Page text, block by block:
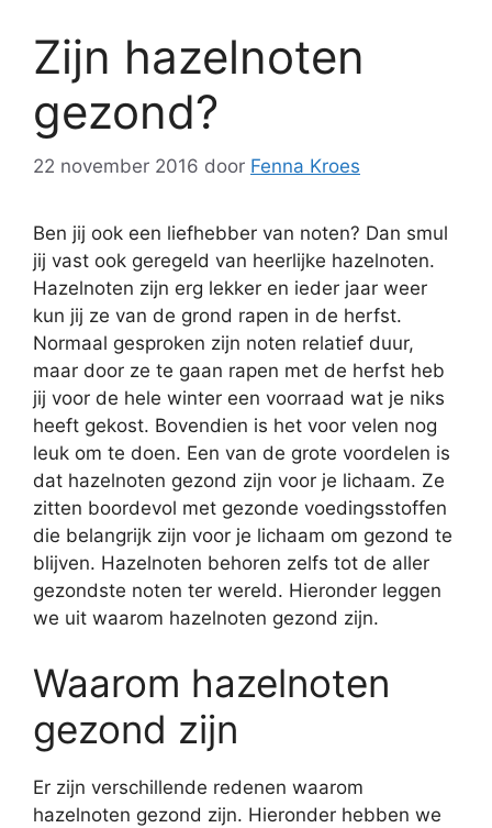
Zijn hazelnoten
gezond?
22 november 2016 door Fenna Kroes
Ben jij ook een liefhebber van noten? Dan smul
jij vast ook geregeld van heerlijke hazelnoten.
Hazelnoten zijn erg lekker en ieder jaar weer
kun jij ze van de grond rapen in de herfst.
Normaal gesproken zijn noten relatief duur,
maar door ze te gaan rapen met de herfst heb
jij voor de hele winter een voorraad wat je niks
heeft gekost. Bovendien is het voor velen nog
leuk om te doen. Een van de grote voordelen is
dat hazelnoten gezond zijn voor je lichaam. Ze
zitten boordevol met gezonde voedingsstoffen
die belangrijk zijn voor je lichaam om gezond te
blijven. Hazelnoten behoren zelfs tot de aller
gezondste noten ter wereld. Hieronder leggen
we uit waarom hazelnoten gezond zijn.
Waarom hazelnoten
gezond zijn
Er zijn verschillende redenen waarom
hazelnoten gezond zijn. Hieronder hebben we